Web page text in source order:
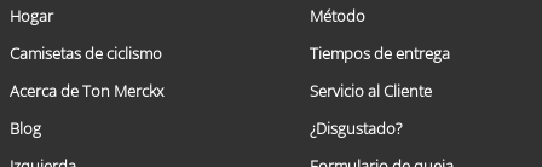
Hogar
Camisetas de ciclismo
Acerca de Ton Merckx
Blog
Método
Tiempos de entrega
Servicio al Cliente
¿Disgustado?